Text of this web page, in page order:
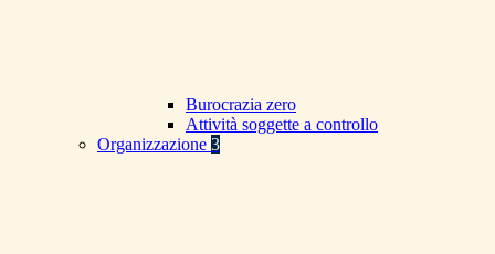
Burocrazia zero
Attività soggette a controllo
Organizzazione 3